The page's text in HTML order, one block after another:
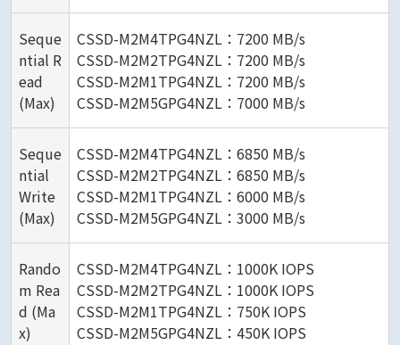
Seque
ntial R
ead
(Max)
CSSD-M2M4TPG4NZL：7200 MB/s
CSSD-M2M2TPG4NZL：7200 MB/s
CSSD-M2M1TPG4NZL：7200 MB/s
CSSD-M2M5GPG4NZL：7000 MB/s
Seque
ntial
Write
(Max)
CSSD-M2M4TPG4NZL：6850 MB/s
CSSD-M2M2TPG4NZL：6850 MB/s
CSSD-M2M1TPG4NZL：6000 MB/s
CSSD-M2M5GPG4NZL：3000 MB/s
Rando
m Rea
d (Ma
x)
CSSD-M2M4TPG4NZL：1000K IOPS
CSSD-M2M2TPG4NZL：1000K IOPS
CSSD-M2M1TPG4NZL：750K IOPS
CSSD-M2M5GPG4NZL：450K IOPS